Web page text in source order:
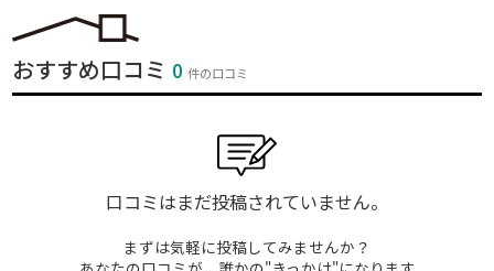
おすすめ口コミ 0件の口コミ
口コミはまだ投稿されていません。
まずは気軽に投稿してみませんか？